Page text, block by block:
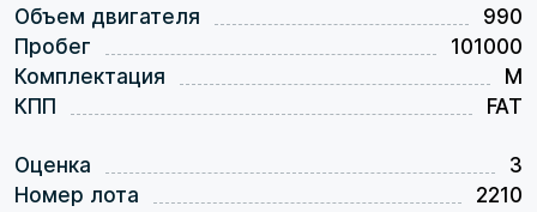
Объем двигателя
990
Пробег
101000
Комплектация
M
КПП
FAT
Оценка
3
Номер лота
2210